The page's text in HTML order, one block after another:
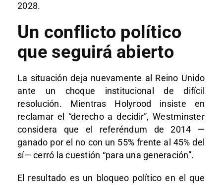
2028.
Un conflicto político
que seguirá abierto
La situación deja nuevamente al Reino Unido
ante un choque institucional de difícil
resolución. Mientras Holyrood insiste en
reclamar el “derecho a decidir”, Westminster
considera que el referéndum de 2014 —
ganado por el no con un 55% frente al 45% del
sí— cerró la cuestión “para una generación”.
El resultado es un bloqueo político en el que